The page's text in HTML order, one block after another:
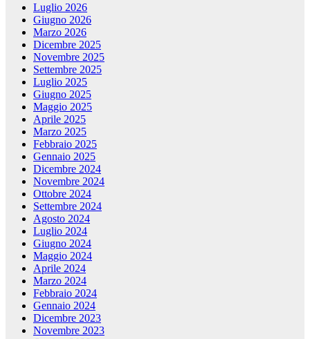
Luglio 2026
Giugno 2026
Marzo 2026
Dicembre 2025
Novembre 2025
Settembre 2025
Luglio 2025
Giugno 2025
Maggio 2025
Aprile 2025
Marzo 2025
Febbraio 2025
Gennaio 2025
Dicembre 2024
Novembre 2024
Ottobre 2024
Settembre 2024
Agosto 2024
Luglio 2024
Giugno 2024
Maggio 2024
Aprile 2024
Marzo 2024
Febbraio 2024
Gennaio 2024
Dicembre 2023
Novembre 2023